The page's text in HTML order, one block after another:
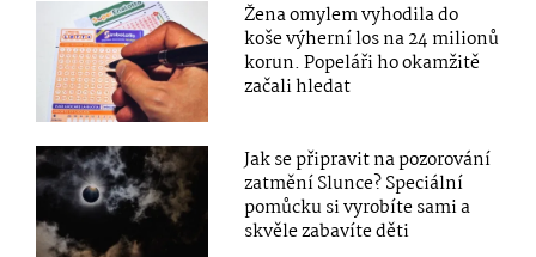
Žena omylem vyhodila do
koše výherní los na 24 milionů
korun. Popeláři ho okamžitě
začali hledat
Jak se připravit na pozorování
zatmění Slunce? Speciální
pomůcku si vyrobíte sami a
skvěle zabavíte děti